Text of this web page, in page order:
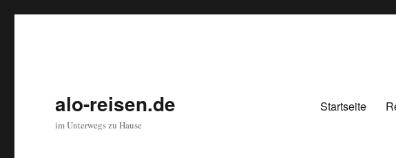
alo-reisen.de
im Unterwegs zu Hause
Startseite